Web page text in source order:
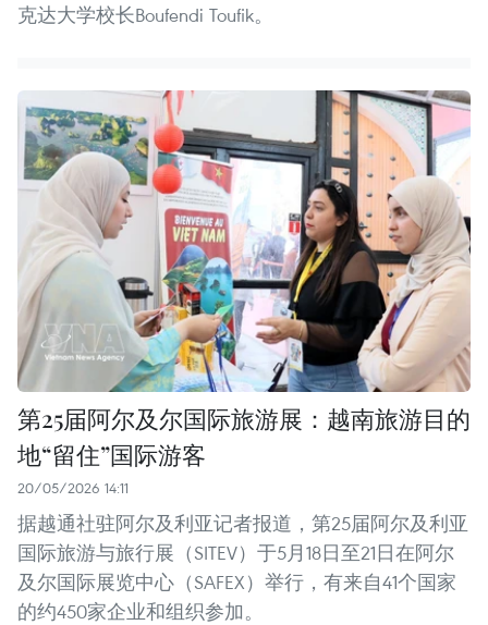
克达大学校长Boufendi Toufik。
第25届阿尔及尔国际旅游展：越南旅游目的
地“留住”国际游客
20/05/2026 14:11
据越通社驻阿尔及利亚记者报道，第25届阿尔及利亚
国际旅游与旅行展（SITEV）于5月18日至21日在阿尔
及尔国际展览中心（SAFEX）举行，有来自41个国家
的约450家企业和组织参加。